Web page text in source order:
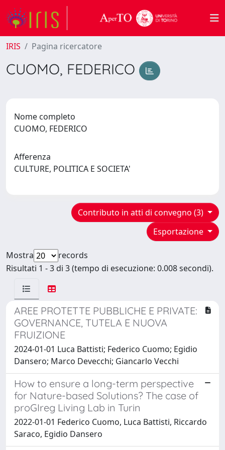
IRIS Pagina ricercatore
CUOMO, FEDERICO
Nome completo
CUOMO, FEDERICO
Afferenza
CULTURE, POLITICA E SOCIETA'
Contributo in atti di convegno (3)
Esportazione
Mostra
records
Risultati 1 - 3 di 3 (tempo di esecuzione: 0.008 secondi).
AREE PROTETTE PUBBLICHE E PRIVATE:
GOVERNANCE, TUTELA E NUOVA
FRUIZIONE
2024-01-01 Luca Battisti; Federico Cuomo; Egidio
Dansero; Marco Devecchi; Giancarlo Vecchi
How to ensure a long-term perspective
for Nature-based Solutions? The case of
proGIreg Living Lab in Turin
2022-01-01 Federico Cuomo, Luca Battisti, Riccardo
Saraco, Egidio Dansero